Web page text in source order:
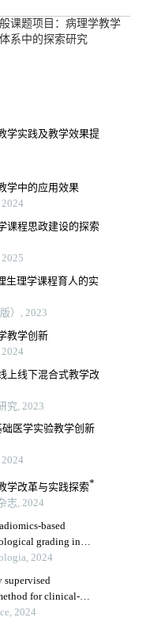
课题项目：病理学教学
系中的探索研究